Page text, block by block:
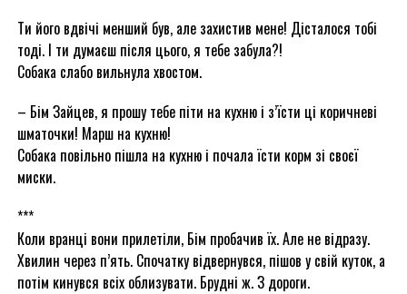
Ти його вдвічі менший був, але захистив мене! Дісталося тобі
тоді. І ти думаєш після цього, я тебе забула?!
Собака слабо вильнула хвостом.
– Бім Зайцев, я прошу тебе піти на кухню і з’їсти ці коричневі
шматочки! Марш на кухню!
Собака повільно пішла на кухню і почала їсти корм зі своєї
миски.
***
Коли вранці вони прилетіли, Бім пробачив їх. Але не відразу.
Хвилин через п’ять. Спочатку відвернувся, пішов у свій куток, а
потім кинувся всіх облизувати. Брудні ж. З дороги.